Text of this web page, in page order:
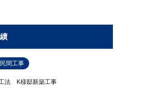
民間工事
法 K様邸新築工事